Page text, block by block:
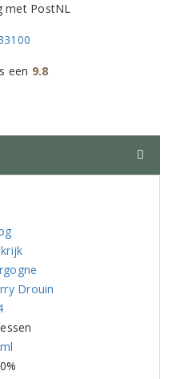
met PostNL
een 9.8
Drouin